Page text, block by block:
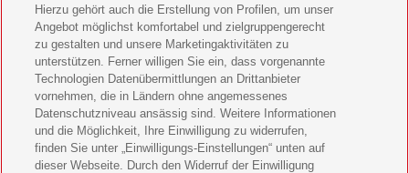
Brigitte Geschenkabo verschenken
GEOlino Geschenkabo verschenken
Stern Crime Geschenkabo verschenken
Welt der Wunder Geschenkabo verschenken
GEO Geschenkabo verschenken
Hierzu gehört auch die Erstellung von Profilen, um unser
Angebot möglichst komfortabel und zielgruppengerecht
zu gestalten und unsere Marketingaktivitäten zu
unterstützen. Ferner willigen Sie ein, dass vorgenannte
Technologien Datenübermittlungen an Drittanbieter
vornehmen, die in Ländern ohne angemessenes
Datenschutzniveau ansässig sind. Weitere Informationen
und die Möglichkeit, Ihre Einwilligung zu widerrufen,
finden Sie unter „Einwilligungs-Einstellungen“ unten auf
dieser Webseite. Durch den Widerruf der Einwilligung